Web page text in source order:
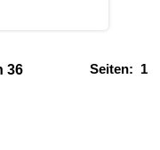
Seiten: 1
36